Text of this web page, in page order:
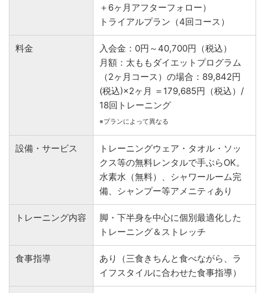
＋6ヶ月アフターフォロー）
トライアルプラン（4回コース）
料金
入会金：0円～40,700円（税込）
月額：太ももダイエットプログラム
（2ヶ月コース）の場合：89,842円
(税込)×2ヶ月 ＝179,685円（税込）/
18回トレーニング
※プランによって異なる
設備・サービス
トレーニングウェア・タオル・ソッ
クス等の無料レンタルで手ぶらOK。
水素水（無料）、シャワールーム完
備、シャンプー等アメニティあり
トレーニング内容
脚・下半身を中心に個別最適化した
トレーニング＆ストレッチ
食事指導
あり（三食きちんと食べながら、ラ
イフスタイルに合わせた食事指導）